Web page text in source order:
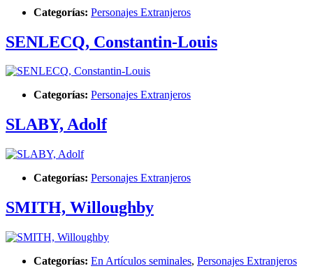
Categorías: Personajes Extranjeros
SENLECQ, Constantin-Louis
Categorías: Personajes Extranjeros
SLABY, Adolf
Categorías: Personajes Extranjeros
SMITH, Willoughby
Categorías: En Artículos seminales, Personajes Extranjeros